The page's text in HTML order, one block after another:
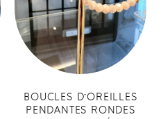
BOUCLES D’OREILLES
PENDANTES RONDES